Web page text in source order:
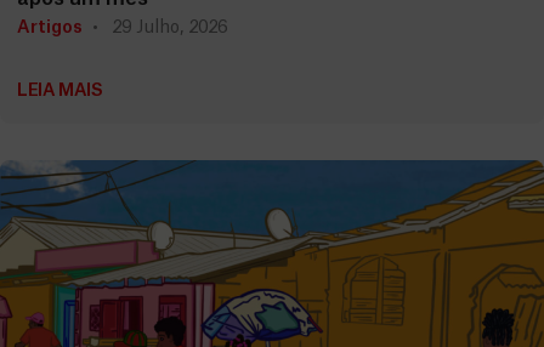
Artigos 29 Julho, 2026
LEIA MAIS